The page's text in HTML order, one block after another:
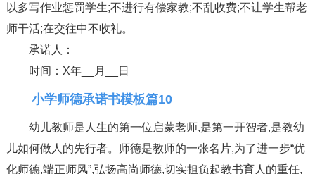
以多写作业惩罚学生;不进行有偿家教;不乱收费;不让学生帮老
师干活;在交往中不收礼。
承诺人：
时间：X年__月__日
小学师德承诺书模板篇10
幼儿教师是人生的第一位启蒙老师,是第一开智者,是教幼
儿如何做人的先行者。师德是教师的一张名片,为了进一步“优
化师德,端正师风”,弘扬高尚师德,切实担负起教书育人的重任,